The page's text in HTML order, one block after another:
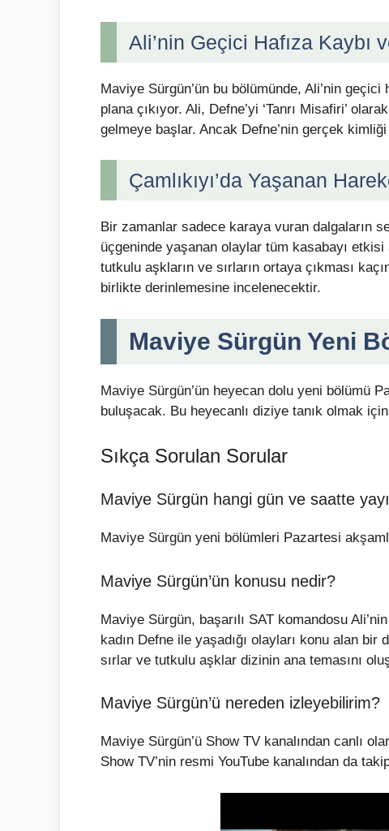
Ali’nin Geçici Hafıza Kaybı
Maviye Sürgün’ün bu bölümünde, Ali’nin
plana çıkıyor. Ali, Defne’yi ‘Tanrı Misafiri’
gelmeye başlar. Ancak Defne’nin gerçek
Çamlıkıyı’da Yaşanan
Bir zamanlar sadece karaya vuran dalgaların
üçgeninde yaşanan olaylar tüm kasabayı
tutkulu aşkların ve sırların ortaya çıkması
birlikte derinlemesine incelenecektir.
Maviye Sürgün Yeni
Maviye Sürgün’ün heyecan dolu yeni bölümü
buluşacak. Bu heyecanlı diziye tanık olmak
Sıkça Sorulan Sorular
Maviye Sürgün hangi gün ve saatte
Maviye Sürgün yeni bölümleri Pazartesi
Maviye Sürgün’ün konusu nedir?
Maviye Sürgün, başarılı SAT komandosu
kadın Defne ile yaşadığı olayları konu alan
sırlar ve tutkulu aşklar dizinin ana temasını
Maviye Sürgün’ü nereden izleyebilirim?
Maviye Sürgün’ü Show TV kanalından canlı
Show TV’nin resmi YouTube kanalından da